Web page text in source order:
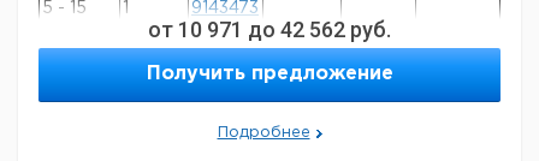
5 - 15
1
9143473
9143475
5 - 26
1 9143477
заказ в нашей компании составляет 300 евро с ндс.
от 10 971 до 42 562 руб.
Получить предложение
Подробнее